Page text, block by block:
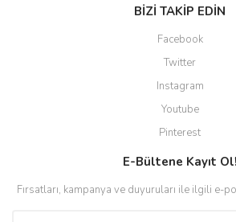
BİZİ TAKİP EDİN
Facebook
Twitter
Instagram
Youtube
Pinterest
E-Bültene Kayıt Ol!
Fırsatları, kampanya ve duyuruları ile ilgili e-